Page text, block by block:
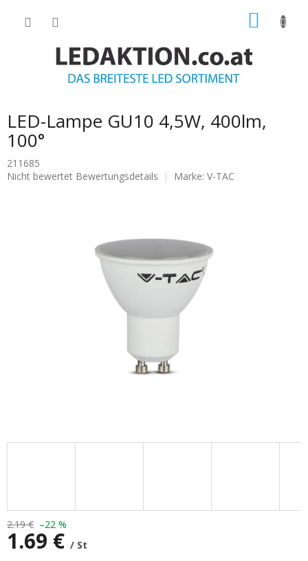
LED-Lampe GU10 4,5W, 400lm,
100°
211685
Die
Nicht bewertet Bewertungsdetails Marke: V-TAC
2.19 € –22 %
1.69 € / St